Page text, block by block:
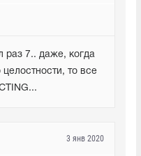
раз 7.. даже, когда
то все
3 янв 2020